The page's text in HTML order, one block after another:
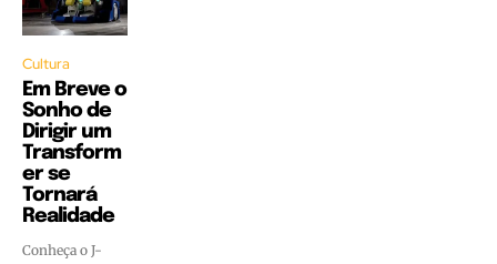
Cultura
Em Breve o
Sonho de
Dirigir um
Transform
er se
Tornará
Realidade
Conheça o J-